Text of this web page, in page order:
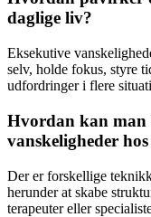
daglige liv?
Eksekutive
selv, holde fokus, styre
udfordringer i flere
Hvordan kan man
vanskeligheder
Der er forskellige
herunder at skabe
terapeuter eller